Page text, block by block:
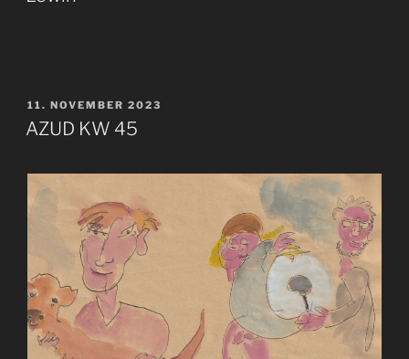
VERÖFFENTLICHT
AM
11. NOVEMBER 2023
AZUD KW 45